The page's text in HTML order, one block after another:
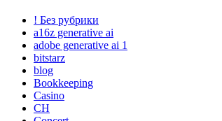
! Без рубрики
a16z generative ai
adobe generative ai 1
bitstarz
blog
Bookkeeping
Casino
CH